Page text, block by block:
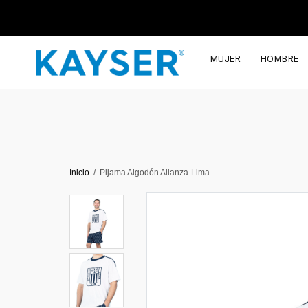
MUJER HOMBRE
Inicio Pijama Algodón Alianza-Lima